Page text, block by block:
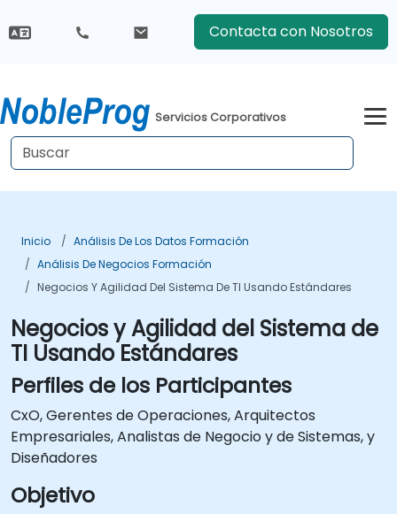
Contacta con Nosotros
Servicios Corporativos
Inicio
Análisis De Los Datos Formación
Análisis De Negocios Formación
Negocios Y Agilidad Del Sistema De TI Usando Estándares
Negocios y Agilidad del Sistema de
TI Usando Estándares
Perfiles de los Participantes
CxO, Gerentes de Operaciones, Arquitectos
Empresariales, Analistas de Negocio y de Sistemas, y
Diseñadores
Objetivo